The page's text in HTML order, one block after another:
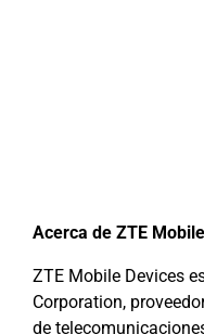
Acerca de ZTE
ZTE Mobile Devices
Corporation,
de